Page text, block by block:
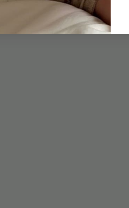
GEBOGEN